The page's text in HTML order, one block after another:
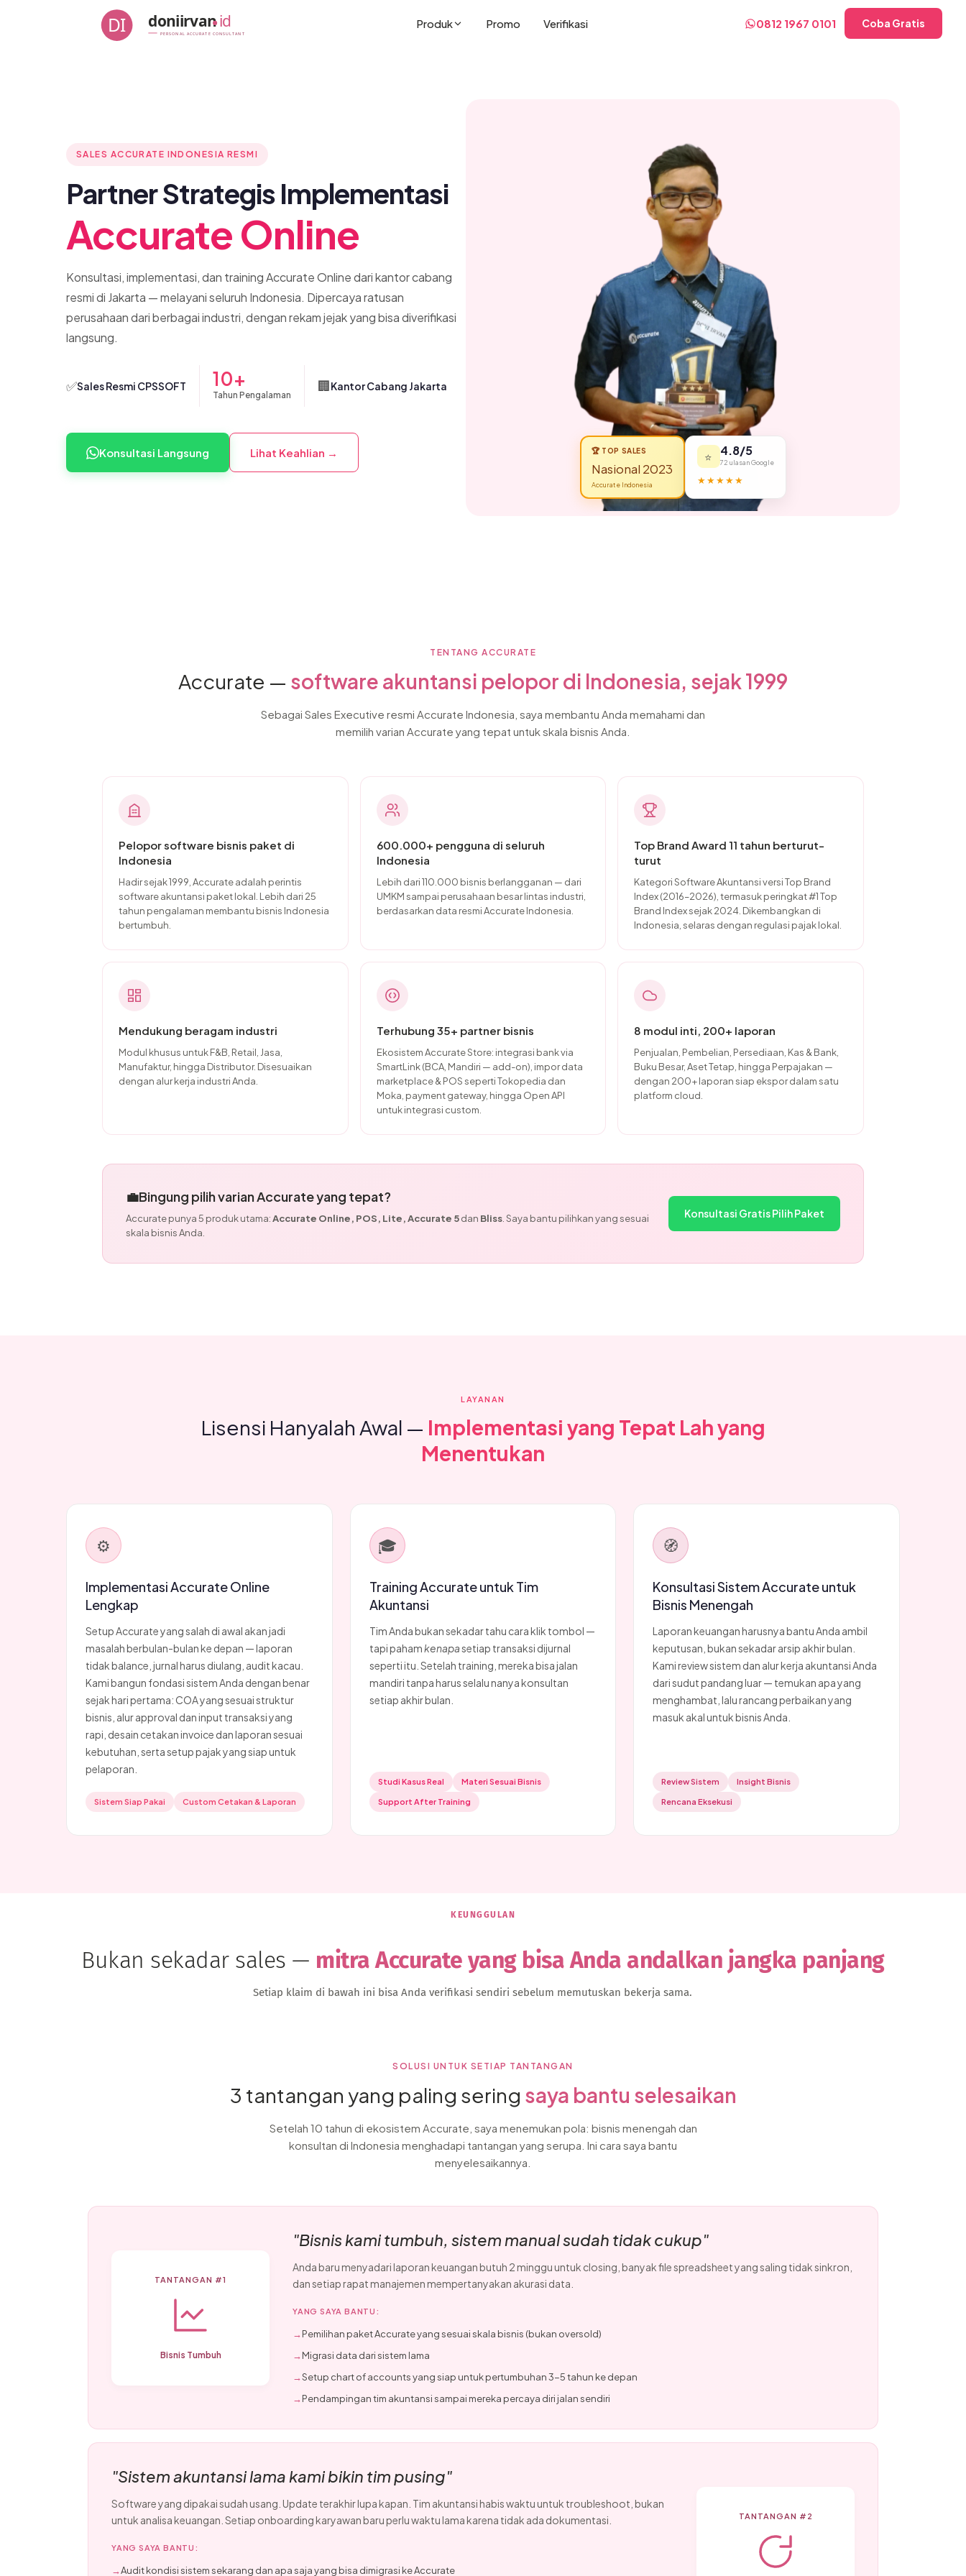
DI doniirvanid
PERSONAL ACCURATE CONSULTANT
Produk Promo Verifikasi 0812 1967 0101 Coba Gratis
SALES ACCURATE INDONESIA RESMI
Partner Strategis Implementasi
Accurate Online
Konsultasi, implementasi, dan training Accurate Online dari kantor cabang
resmi di Jakarta — melayani seluruh Indonesia. Dipercaya ratusan
perusahaan dari berbagai industri, dengan rekam jejak yang bisa diverifikasi
langsung.
✅Sales Resmi CPSSOFT 10+
Tahun Pengalaman
🏢Kantor Cabang Jakarta
Konsultasi Langsung Lihat Keahlian → 🏆 TOP SALES
Nasional 2023
Accurate Indonesia
⭐ 4.8/5
72 ulasan Google
★★★★★
TENTANG ACCURATE
Accurate — software akuntansi pelopor di Indonesia, sejak 1999
Sebagai Sales Executive resmi Accurate Indonesia, saya membantu Anda memahami dan
memilih varian Accurate yang tepat untuk skala bisnis Anda.
Pelopor software bisnis paket di
Indonesia
Hadir sejak 1999, Accurate adalah perintis
software akuntansi paket lokal. Lebih dari 25
tahun pengalaman membantu bisnis Indonesia
bertumbuh.
600.000+ pengguna di seluruh
Indonesia
Lebih dari 110.000 bisnis berlangganan — dari
UMKM sampai perusahaan besar lintas industri,
berdasarkan data resmi Accurate Indonesia.
Top Brand Award 11 tahun berturut-
turut
Kategori Software Akuntansi versi Top Brand
Index (2016–2026), termasuk peringkat #1 Top
Brand Index sejak 2024. Dikembangkan di
Indonesia, selaras dengan regulasi pajak lokal.
Mendukung beragam industri
Modul khusus untuk F&B, Retail, Jasa,
Manufaktur, hingga Distributor. Disesuaikan
dengan alur kerja industri Anda.
Terhubung 35+ partner bisnis
Ekosistem Accurate Store: integrasi bank via
SmartLink (BCA, Mandiri — add-on), impor data
marketplace & POS seperti Tokopedia dan
Moka, payment gateway, hingga Open API
untuk integrasi custom.
8 modul inti, 200+ laporan
Penjualan, Pembelian, Persediaan, Kas & Bank,
Buku Besar, Aset Tetap, hingga Perpajakan —
dengan 200+ laporan siap ekspor dalam satu
platform cloud.
💼Bingung pilih varian Accurate yang tepat?
Accurate punya 5 produk utama:Accurate Online, POS, Lite, Accurate 5dan Bliss . Saya bantu pilihkan yang sesuai
skala bisnis Anda.
Konsultasi Gratis Pilih Paket
LAYANAN
Lisensi Hanyalah Awal — Implementasi yang Tepat Lah yang
Menentukan
⚙️
Implementasi Accurate Online
Lengkap
Setup Accurate yang salah di awal akan jadi
masalah berbulan-bulan ke depan — laporan
tidak balance, jurnal harus diulang, audit kacau.
Kami bangun fondasi sistem Anda dengan benar
sejak hari pertama: COA yang sesuai struktur
bisnis, alur approval dan input transaksi yang
rapi, desain cetakan invoice dan laporan sesuai
kebutuhan, serta setup pajak yang siap untuk
pelaporan.
Sistem Siap Pakai Custom Cetakan & Laporan
🎓
Training Accurate untuk Tim
Akuntansi
Tim Anda bukan sekadar tahu cara klik tombol —
tapi pahamkenapasetiap transaksi dijurnal
seperti itu. Setelah training, mereka bisa jalan
mandiri tanpa harus selalu nanya konsultan
setiap akhir bulan.
Studi Kasus Real Materi Sesuai Bisnis
Support After Training
🧭
Konsultasi Sistem Accurate untuk
Bisnis Menengah
Laporan keuangan harusnya bantu Anda ambil
keputusan, bukan sekadar arsip akhir bulan.
Kami review sistem dan alur kerja akuntansi Anda
dari sudut pandang luar — temukan apa yang
menghambat, lalu rancang perbaikan yang
masuk akal untuk bisnis Anda.
Review Sistem Insight Bisnis
Rencana Eksekusi
KEUNGGULAN
Bukan sekadar sales — mitra Accurate yang bisa Anda andalkan jangka panjang
Setiap klaim di bawah ini bisa Anda verifikasi sendiri sebelum memutuskan bekerja sama.
SOLUSI UNTUK SETIAP TANTANGAN
3 tantangan yang paling sering saya bantu selesaikan
Setelah 10 tahun di ekosistem Accurate, saya menemukan pola: bisnis menengah dan
konsultan di Indonesia menghadapi tantangan yang serupa. Ini cara saya bantu
menyelesaikannya.
TANTANGAN #1
Bisnis Tumbuh
"Bisnis kami tumbuh, sistem manual sudah tidak cukup"
Anda baru menyadari laporan keuangan butuh 2 minggu untuk closing, banyak file spreadsheet yang saling tidak sinkron,
dan setiap rapat manajemen mempertanyakan akurasi data.
YANG SAYA BANTU:
→Pemilihan paket Accurate yang sesuai skala bisnis (bukan oversold)
→Migrasi data dari sistem lama
→Setup chart of accounts yang siap untuk pertumbuhan 3-5 tahun ke depan
→Pendampingan tim akuntansi sampai mereka percaya diri jalan sendiri
"Sistem akuntansi lama kami bikin tim pusing"
Software yang dipakai sudah usang. Update terakhir lupa kapan. Tim akuntansi habis waktu untuk troubleshoot, bukan
untuk analisa keuangan. Setiap onboarding karyawan baru perlu waktu lama karena tidak ada dokumentasi.
YANG SAYA BANTU:
→Audit kondisi sistem sekarang dan apa saja yang bisa dimigrasi ke Accurate
TANTANGAN #2